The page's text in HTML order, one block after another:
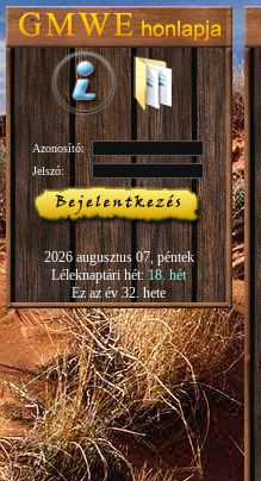
Azonosító:
Jelszó:
2026 augusztus 07, péntek
Léleknaptári hét:18. hét
Ez az év 32. hete